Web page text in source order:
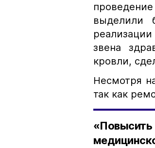
выделили
звена
кровли,
Несмотря
так как